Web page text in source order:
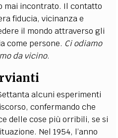
mai incontrato. Il contatto
fiducia, vicinanza e
il mondo attraverso gli
come persone. Ci odiamo
da vicino.
alcuni esperimenti
confermando che
delle cose più orribili, se si
Nel 1954, l’anno